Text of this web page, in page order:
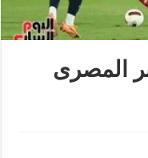
المصرى